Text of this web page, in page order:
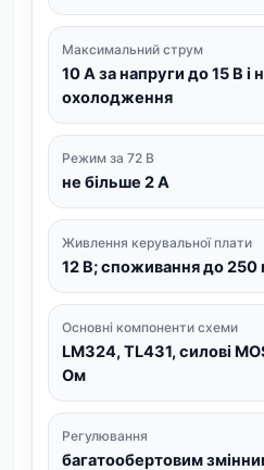
Максимальний струм
10 А за напруги до 15 В і
охолодження
Режим за 72 В
не більше 2 А
Живлення керувальної плати
12 В; споживання до 250
Основні компоненти схеми
LM324, TL431, силові
Ом
Регулювання
багатообертовим